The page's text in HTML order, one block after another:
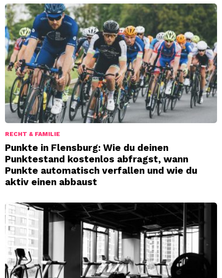
RECHT & FAMILIE
Punkte in Flensburg: Wie du deinen
Punktestand kostenlos abfragst, wann
Punkte automatisch verfallen und wie du
aktiv einen abbaust